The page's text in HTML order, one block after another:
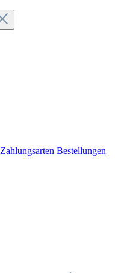
Zahlungsarten Bestellungen